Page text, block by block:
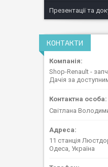
Презентації та
КОНТАКТИ
Shop-Renault -
Дачія за
Світлана
11 станція
Одеса, Україна